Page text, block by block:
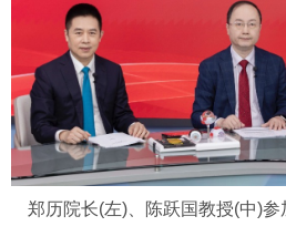
郑历院长(左)、陈跃国教授(中)参